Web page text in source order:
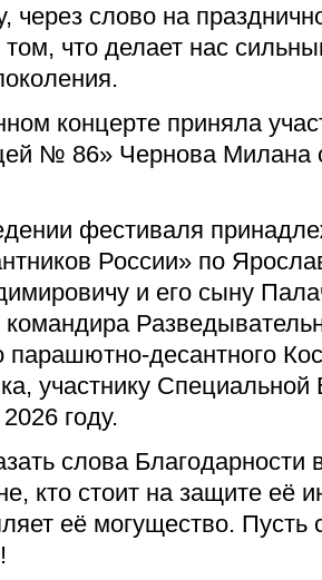
через слово на
том, что делает нас
концерте приняла
№ 86» Чернова Милана
фестиваля
России» по
и его сыну
парашютно-десантного
участнику
году.
слова Благодарности
кто стоит на защите её
её могущество. Пусть